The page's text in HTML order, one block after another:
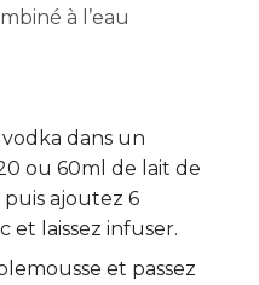
à l’eau
dans un
ou 60ml de lait de
ajoutez 6
et laissez infuser.
et passez